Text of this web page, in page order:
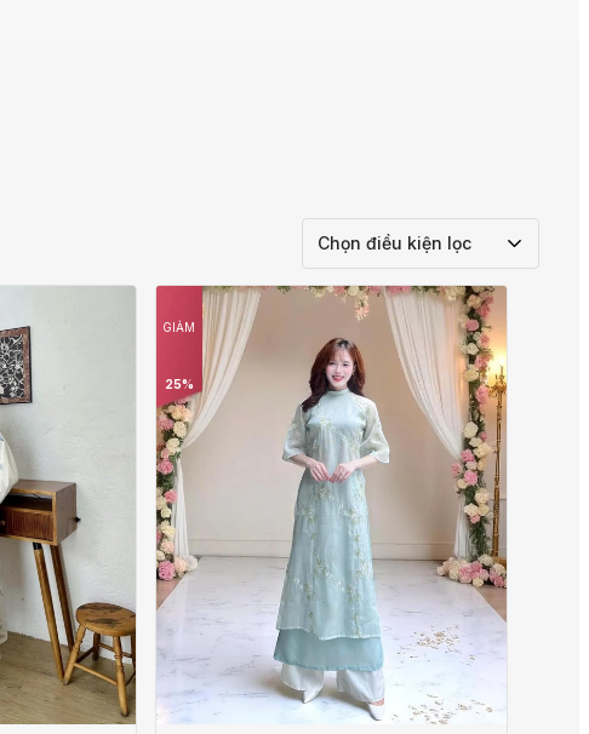
Chọn điều kiện lọc
GIẢM
25%